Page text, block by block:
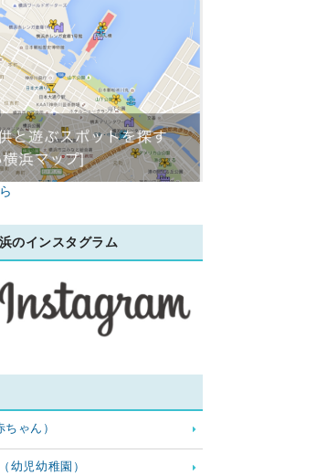
のインスタグラム
ゃん）
幼児幼稚園）